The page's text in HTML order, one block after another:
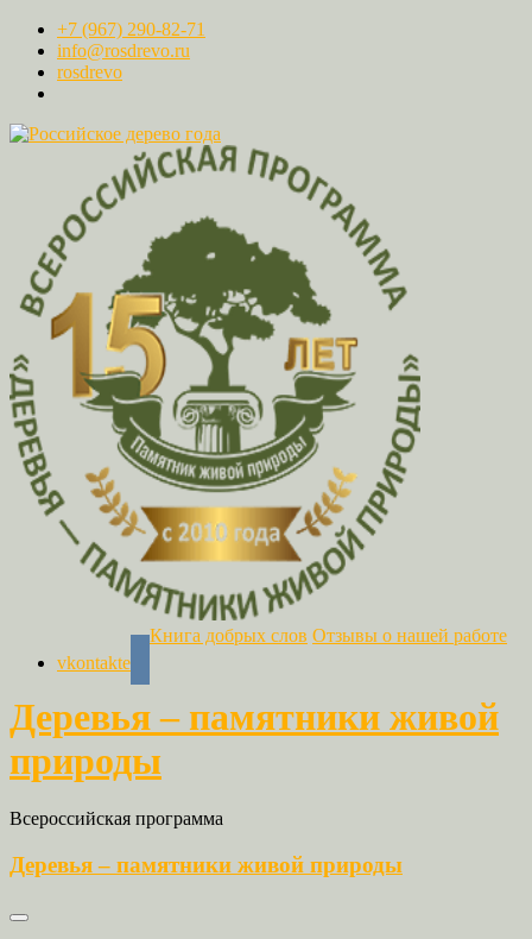
+7 (967) 290-82-71
info@rosdrevo.ru
rosdrevo
vkontakte
Книга добрых слов Отзывы о нашей работе
Деревья – памятники живой
природы
Всероссийская программа
Деревья – памятники живой природы